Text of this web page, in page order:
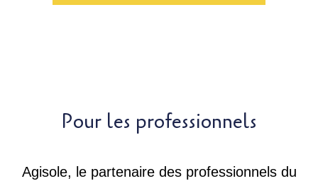
Pour les professionnels
Agisole, le partenaire des professionnels du